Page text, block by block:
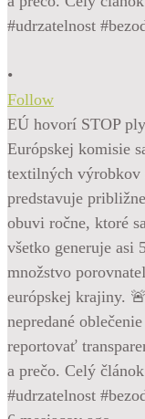
•
Follow
EÚ hovorí STOP
Európskej komisie
textilných výrobkov
predstavuje
obuvi ročne, ktoré
všetko generuje asi
množstvo
európskej krajiny.
nepredané
reportovať
a prečo. Celý
#udrzatelnost